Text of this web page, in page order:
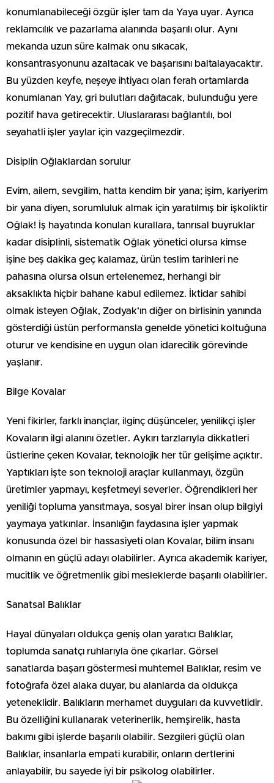
konumlanabileceği özgür işler tam da Yaya uyar. Ayrıca
reklamcılık ve pazarlama alanında başarılı olur. Aynı
mekanda uzun süre kalmak onu sıkacak,
konsantrasyonunu azaltacak ve başarısını baltalayacaktır.
Bu yüzden keyfe, neşeye ihtiyacı olan ferah ortamlarda
konumlanan Yay, gri bulutları dağıtacak, bulunduğu yere
pozitif hava getirecektir. Uluslararası bağlantılı, bol
seyahatli işler yaylar için vazgeçilmezdir.
Disiplin Oğlaklardan sorulur
Evim, ailem, sevgilim, hatta kendim bir yana; işim, kariyerim
bir yana diyen, sorumluluk almak için yaratılmış bir işkoliktir
Oğlak! İş hayatında konulan kurallara, tanrısal buyruklar
kadar disiplinli, sistematik Oğlak yönetici olursa kimse
işine beş dakika geç kalamaz, ürün teslim tarihleri ne
pahasına olursa olsun ertelenemez, herhangi bir
aksaklıkta hiçbir bahane kabul edilemez. İktidar sahibi
olmak isteyen Oğlak, Zodyak’ın diğer on birlisinin yanında
gösterdiği üstün performansla genelde yönetici koltuğuna
oturur ve kendisine en uygun olan idarecilik görevinde
yaşlanır.
Bilge Kovalar
Yeni fikirler, farklı inançlar, ilginç düşünceler, yenilikçi işler
Kovaların ilgi alanını özetler. Aykırı tarzlarıyla dikkatleri
üstlerine çeken Kovalar, teknolojik her tür gelişime açıktır.
Yaptıkları işte son teknoloji araçlar kullanmayı, özgün
üretimler yapmayı, keşfetmeyi severler. Öğrendikleri her
yeniliği topluma yansıtmaya, sosyal birer insan olup bilgiyi
yaymaya yatkınlar. İnsanlığın faydasına işler yapmak
konusunda özel bir hassasiyeti olan Kovalar, bilim insanı
olmanın en güçlü adayı olabilirler. Ayrıca akademik kariyer,
mucitlik ve öğretmenlik gibi mesleklerde başarılı olabilirler.
Sanatsal Balıklar
Hayal dünyaları oldukça geniş olan yaratıcı Balıklar,
toplumda sanatçı ruhlarıyla öne çıkarlar. Görsel
sanatlarda başarı göstermesi muhtemel Balıklar, resim ve
fotoğrafa özel alaka duyar, bu alanlarda da oldukça
yeteneklidir. Balıkların merhamet duyguları da kuvvetlidir.
Bu özelliğini kullanarak veterinerlik, hemşirelik, hasta
bakımı gibi işlerde başarılı olabilir. Sezgileri güçlü olan
Balıklar, insanlarla empati kurabilir, onların dertlerini
anlayabilir, bu sayede iyi bir psikolog olabilirler.